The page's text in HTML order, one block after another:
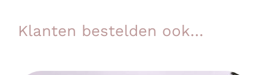
Klanten bestelden ook…